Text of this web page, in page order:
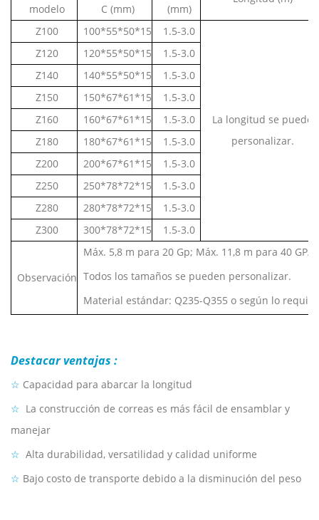
modelo
C (mm)
(mm)
Z100 100*55*50*15 1.5-3.0
La longitud se puede
personalizar.
Z120 120*55*50*15
1.5-3.0
Z140
140*55*50*15
1.5-3.0
Z150
150*67*61*15
1.5-3.0
Z160
160*67*61*15
1.5-3.0
Z180
180*67*61*15
1.5-3.0
Z200
200*67*61*15
1.5-3.0
Z250
250*78*72*15
1.5-3.0
Z280
280*78*72*15
1.5-3.0
Z300
300*78*72*15 1.5-3.0
Observación
Máx. 5,8 m para 20 Gp; Máx. 11,8 m para 40 GP/
Todos los tamaños se pueden personalizar.
Material estándar: Q235-Q355 o según lo
Destacar ventajas :
☆ Capacidad para abarcar la longitud
☆ La construcción de correas es más fácil de ensamblar y
manejar
☆ Alta durabilidad, versatilidad y calidad uniforme
☆ Bajo costo de transporte debido a la disminución del peso